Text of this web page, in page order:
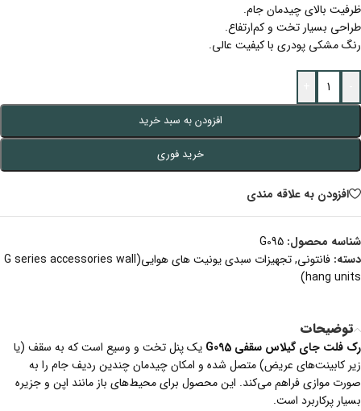
ظرفیت بالای چیدمان جام.
طراحی بسیار تخت و کم‌ارتفاع.
رنگ مشکی پودری با کیفیت عالی.
افزودن به سبد خرید
خرید فوری
افزودن به علاقه مندی
شناسه محصول: G095
دسته: فانتونی,
تجهیزات سبدی یونیت های هوایی(G series accessories wall
hang units)
توضیحات
رک فلت جای گیلاس سقفی G095
یک پنل تخت و وسیع است که به سقف (یا
زیر کابینت‌های عریض) متصل شده و امکان چیدمان چندین ردیف جام را به
صورت موازی فراهم می‌کند. این محصول برای محیط‌های باز مانند اپن و جزیره
بسیار پرکاربرد است.